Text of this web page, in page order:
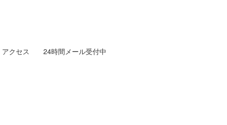
アクセス 24時間メール受付中